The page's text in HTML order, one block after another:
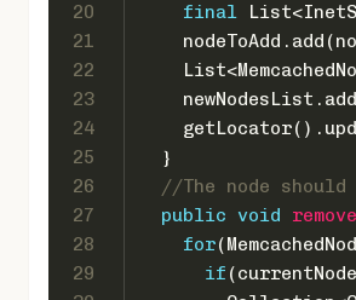
20
21
22
23
24
25
26
27
28
29
final
  }
//The node
public void remove
for
if